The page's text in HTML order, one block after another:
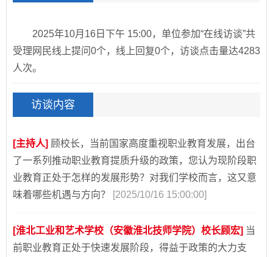
2025年10月16日下午 15:00，单位参加“在线访谈”共
受理网民线上提问0个，线上回复0个，访谈点击量达4283
人次。
访谈内容
[主持人] 顾校长，当前国家高度重视职业教育发展，出台
了一系列推动职业教育提质升级的政策，您认为现阶段职
业教育正处于怎样的发展形势？对我们学校而言，这又意
味着哪些机遇与方向？
[2025/10/16 15:00:00]
[淮北工业和艺术学校（安徽淮北技师学院）校长顾宏] 当
前职业教育正处于快速发展阶段，得益于政策的大力支